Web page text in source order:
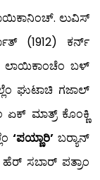
ಲುವಿಸ್
(1912) ಕರ್ನ್
ಲಾಯಿಕಾಂಚೆಂ ಬಳ್
ಘುಟಾಚಿ ಗಜಾಲ್
ಏಕ್ ಮಾತ್ರ್ ಕೊಂಕ್ಣಿ
‘ಪಯ್ಣಾರಿ’ ಬರ್‍ಯಾನ್
ಹೆರ್ ಸಬಾರ್ ಪತ್ರಾಂ